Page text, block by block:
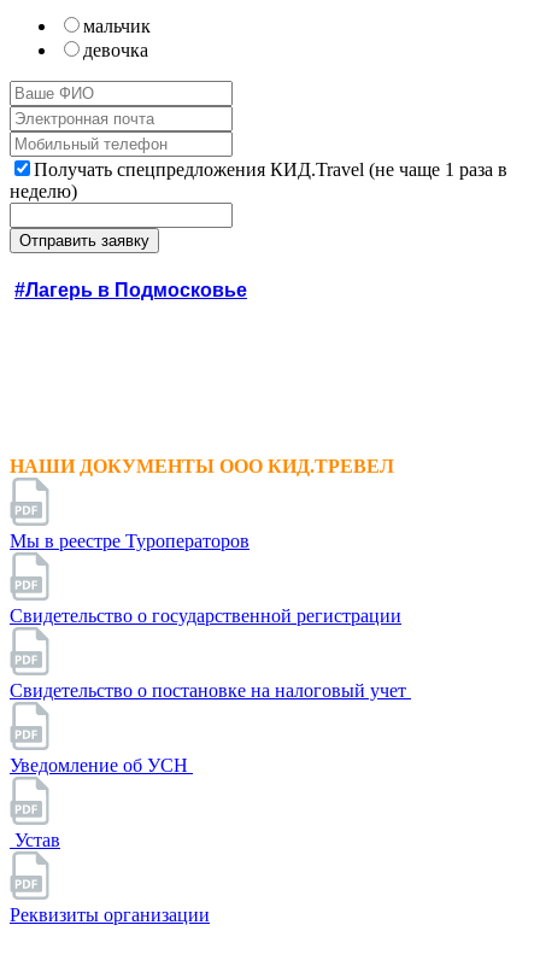
мальчик
девочка
Получать спецпредложения КИД.Travel (не чаще 1 раза в
неделю)
#Лагерь в Подмосковье
НАШИ ДОКУМЕНТЫ ООО КИД.ТРЕВЕЛ
Мы в реестре Туроператоров
Свидетельство о государственной регистрации
Свидетельство о постановке на налоговый учет
Уведомление об УСН
Устав
Реквизиты организации